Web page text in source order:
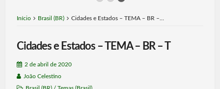
Início Brasil (BR) Cidades e Estados – TEMA – BR –…
Cidades e Estados – TEMA – BR – T
2 de abril de 2020
João Celestino